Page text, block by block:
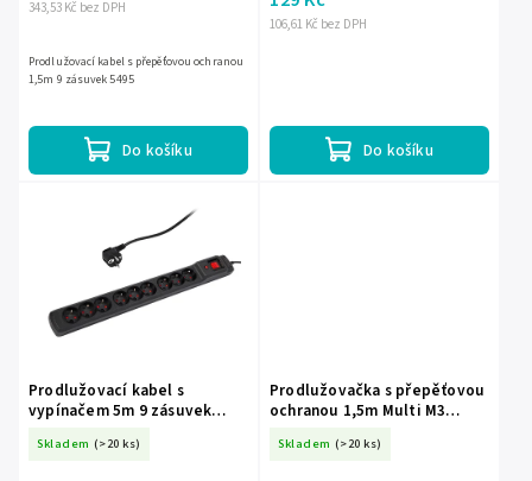
343,53 Kč bez DPH
Do košíku
Prodlužovací kabel s přepěťovou ochranou
1,5m 9 zásuvek 5495
106,61 Kč bez DPH
Do košíku
Prodlužovací kabel s
vypínačem 5m 9 zásuvek
Skladem (>20 ks)
Prodlužovačka s přepěťovou
ochranou 1,5m Multi M3
Skladem (>20 ks)